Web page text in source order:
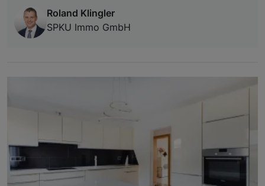
Roland Klingler
SPKU Immo GmbH